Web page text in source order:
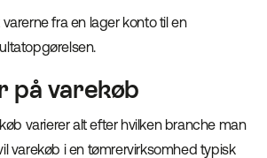
fra en lager konto til en
på varekøb
varierer alt efter hvilken branche man
varekøb i en tømrervirksomhed typisk